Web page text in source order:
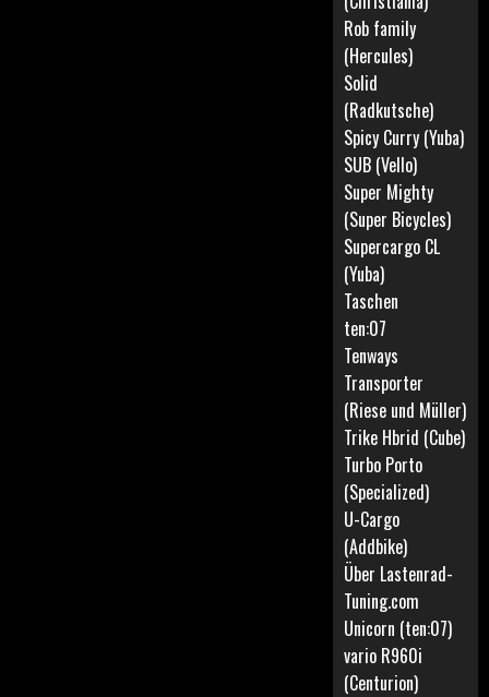
Rob family
(Hercules)
Solid
(Radkutsche)
Spicy Curry (Yuba)
SUB (Vello)
Super Mighty
(Super Bicycles)
Supercargo CL
(Yuba)
Taschen
ten:07
Tenways
Transporter
(Riese und Müller)
Trike Hbrid (Cube)
Turbo Porto
(Specialized)
U-Cargo
(Addbike)
Über Lastenrad-
Tuning.com
Unicorn (ten:07)
vario R960i
(Centurion)